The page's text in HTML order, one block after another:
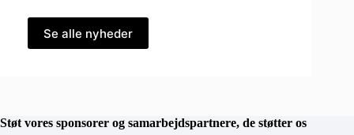
Se alle nyheder
Støt vores sponsorer og samarbejdspartnere, de støtter os